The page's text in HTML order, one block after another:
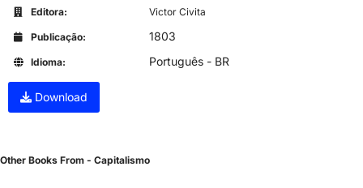
Editora: Victor Civita
Publicação: 1803
Idioma: Português - BR
Download
Other Books From - Capitalismo